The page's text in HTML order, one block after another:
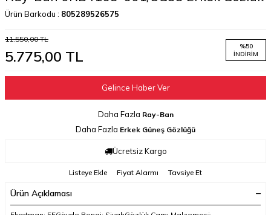
Ürün Barkodu : 805289526575
11.550,00TL
5.775,00 TL
%50
İNDIRIM
Gelince Haber Ver
Daha Fazla Ray-Ban
Daha Fazla Erkek Güneş Gözlüğü
Ücretsiz Kargo
Listeye Ekle Fiyat Alarmı Tavsiye Et
Ürün Açıklaması